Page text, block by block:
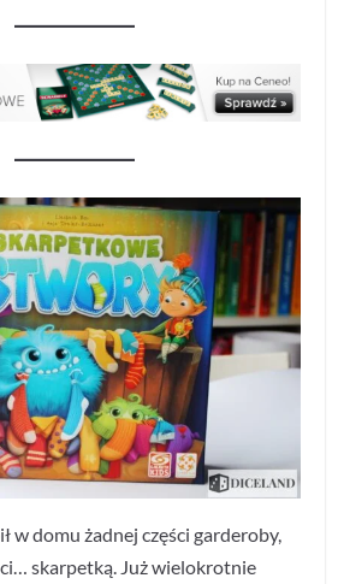
w domu żadnej części garderoby,
skarpetką. Już wielokrotnie